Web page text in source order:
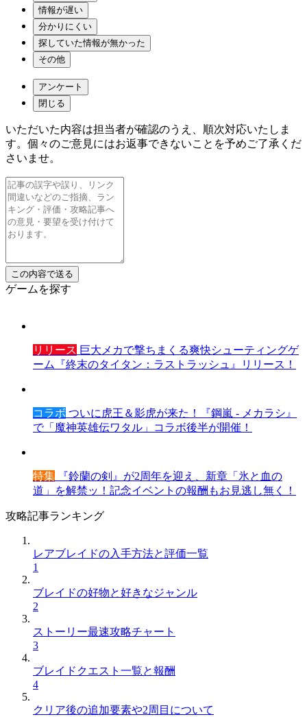
情報が遅い
分かりにくい
探していた情報が無かった
その他
アンケート
閉じる
いただいた内容は担当者が確認のうえ、順次対応いたしま
す。個々のご意見にはお返事できないことを予めご了承くだ
さいませ。
ゲームを探す
リリース 巨大メカで撃ちまくる爽快シューティングゲ
ーム『終末のタイタン：ラストラッシュ』リリース！
コラボ ついに虎王＆影虎が来た！『鋼嵐 - メカラシ』
で「魔神英雄伝ワタル」コラボ後半が開催！
特集 『鈴蘭の剣』が2周年を迎え、新章「氷と血の
道」を解禁ッ！記念イベントの報酬もお見逃し無く！
攻略記事ランキング
レアブレイドの入手方法と評価一覧
1
ブレイドの好物と好きなジャンル
2
ストーリー最速攻略チャート
3
ブレイドクエスト一覧と報酬
4
クリア後の追加要素や2周目について